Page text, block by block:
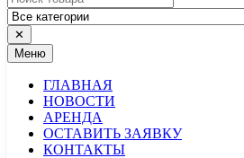
✕
Меню
ГЛАВНАЯ
НОВОСТИ
АРЕНДА
ОСТАВИТЬ ЗАЯВКУ
КОНТАКТЫ